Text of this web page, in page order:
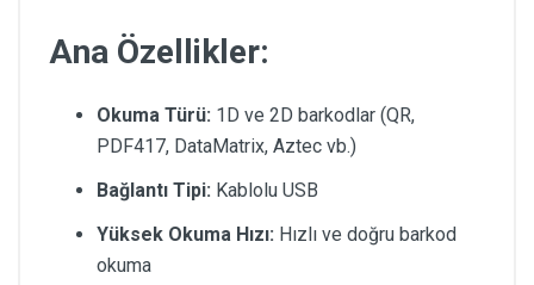
Ana Özellikler:
Okuma Türü: 1D ve 2D barkodlar (QR,
PDF417, DataMatrix, Aztec vb.)
Bağlantı Tipi: Kablolu USB
Yüksek Okuma Hızı: Hızlı ve doğru barkod
okuma